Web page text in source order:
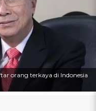
orang terkaya di Indonesia